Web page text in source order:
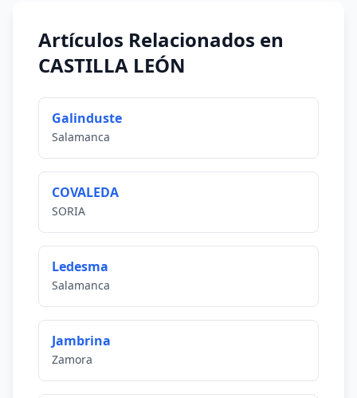
Artículos Relacionados en
CASTILLA LEÓN
Galinduste
Salamanca
COVALEDA
SORIA
Ledesma
Salamanca
Jambrina
Zamora